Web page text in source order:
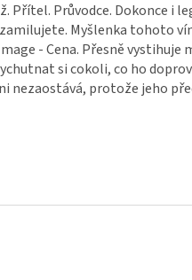
Přítel. Průvodce. Dokonce i
Myšlenka tohoto
- Cena. Přesně vystihuje
si cokoli, co ho
nezaostává, protože jeho